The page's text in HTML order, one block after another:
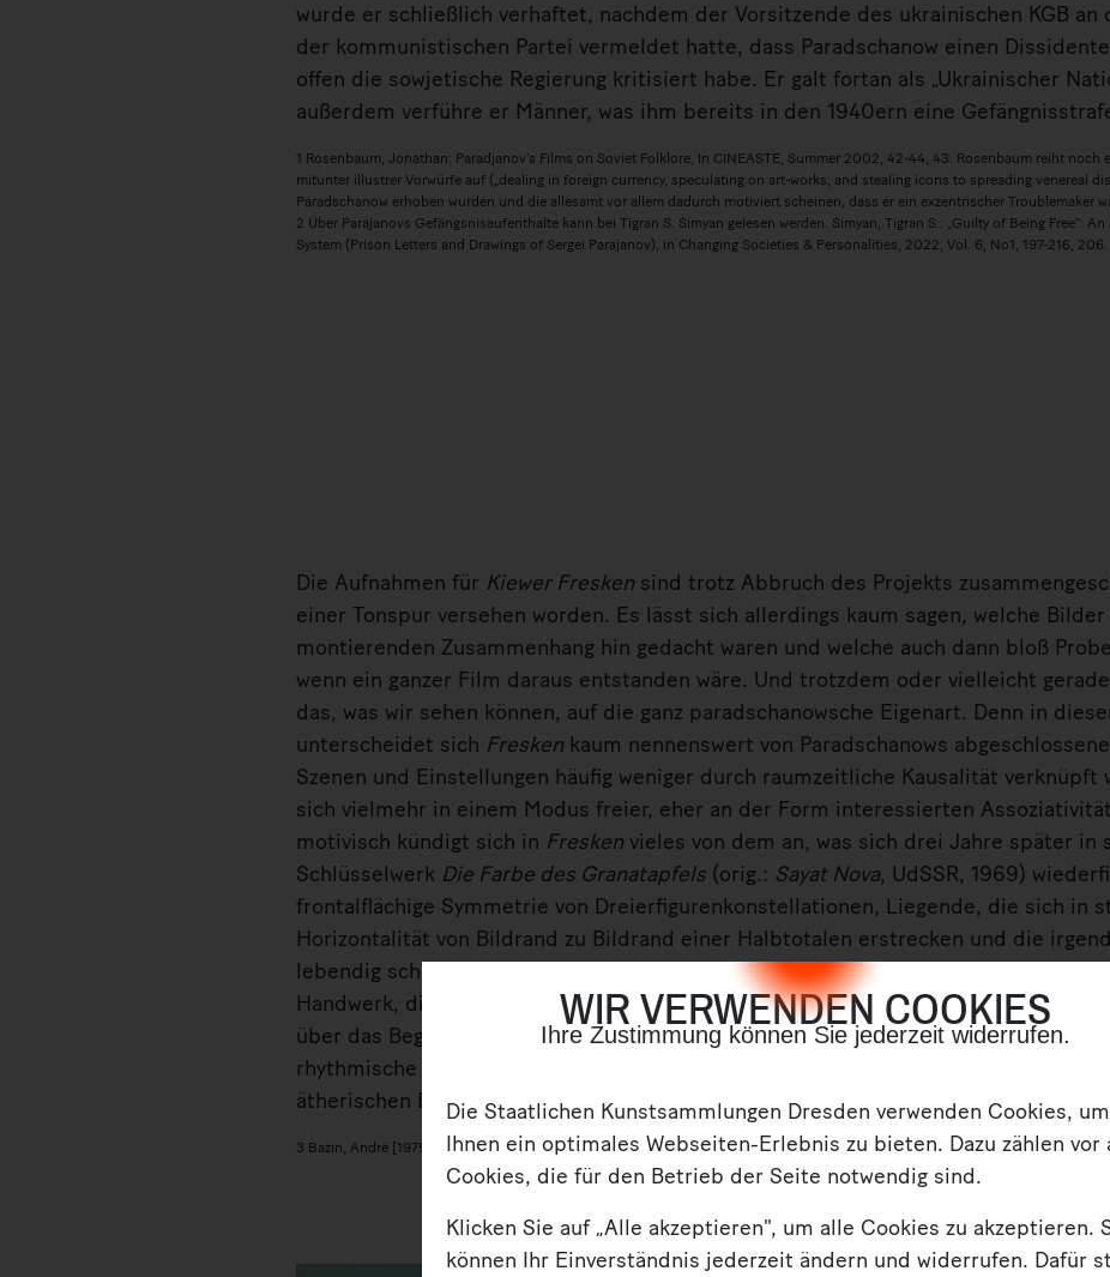
WIR VERWENDEN COOKIES
Ihre Zustimmung können Sie jederzeit widerrufen.
Die Staatlichen Kunstsammlungen Dresden verwenden Cookies, um
Ihnen ein optimales Webseiten-Erlebnis zu bieten. Dazu zählen vor
Cookies, die für den Betrieb der Seite notwendig sind.
Klicken Sie auf „Alle akzeptieren", um alle Cookies zu akzeptieren.
können Ihr Einverständnis jederzeit ändern und widerrufen. Dafür
wurde er schließlich verhaftet, nachdem der Vorsitzende des ukrainischen KGB an
der kommunistischen Partei vermeldet hatte, dass Paradschanow einen
offen die sowjetische Regierung kritisiert habe. Er galt fortan als „Ukrainischer
außerdem verführe er Männer, was ihm bereits in den 1940ern eine
1 Rosenbaum, Jonathan: Paradjanov’s Films on Soviet Folklore, In CINEASTE, Summer 2002, 42-44, 43. Rosenbaum reiht noch
mitunter illustrer Vorwürfe auf („dealing in foreign currency, speculating on art-works, and stealing icons to spreading venereal
Paradschanow erhoben wurden und die allesamt vor allem dadurch motiviert scheinen, dass er ein exzentrischer Troublemaker
2 Über Parajanovs Gefängsnisaufenthalte kann bei Tigran S. Simyan gelesen werden. Simyan, Tigran S.: „Guilty of Being Free“:
System (Prison Letters and Drawings of Sergei Parajanov), in Changing Societies & Personalities, 2022, Vol. 6, No1, 197-216, 206.
Die Aufnahmen für Kiewer Fresken sind trotz Abbruch des Projekts
einer Tonspur versehen worden. Es lässt sich allerdings kaum sagen, welche
montierenden Zusammenhang hin gedacht waren und welche auch dann bloß
wenn ein ganzer Film daraus entstanden wäre. Und trotzdem oder vielleicht
das, was wir sehen können, auf die ganz paradschanowsche Eigenart. Denn in
unterscheidet sich Fresken kaum nennenswert von Paradschanows
Szenen und Einstellungen häufig weniger durch raumzeitliche Kausalität verknüpft
sich vielmehr in einem Modus freier, eher an der Form interessierten
motivisch kündigt sich in Fresken vieles von dem an, was sich drei Jahre später in
Schlüsselwerk Die Farbe des Granatapfels (orig.: Sayat Nova, UdSSR, 1969)
frontalflächige Symmetrie von Dreierfigurenkonstellationen, Liegende, die sich in
Horizontalität von Bildrand zu Bildrand einer Halbtotalen erstrecken und die
lebendig scheinen, Wasser, das aus unerklärlichen Quellen über den Bildraum
Handwerk, die vielen Rahmen und Fenster, die im Film spätestens seit André Bazin
über das Begrenzende und Öffnende der Leinwandränder zu verstehen sind, das
rhythmische Ticken auf der Tonspur, im Bildraum verteilte, aufgeschlagene
ätherischen Blicke der Figuren in die Kamera.
3 Bazin, André [1975]: "Was ist Film?", Berlin: 2004.